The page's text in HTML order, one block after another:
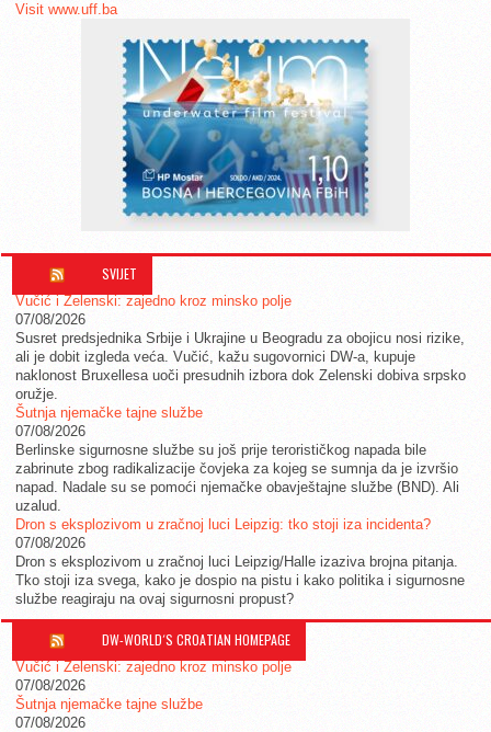
Visit www.uff.ba
SVIJET
Vučić i Zelenski: zajedno kroz minsko polje
07/08/2026
Susret predsjednika Srbije i Ukrajine u Beogradu za obojicu nosi rizike,
ali je dobit izgleda veća. Vučić, kažu sugovornici DW-a, kupuje
naklonost Bruxellesa uoči presudnih izbora dok Zelenski dobiva srpsko
oružje.
Šutnja njemačke tajne službe
07/08/2026
Berlinske sigurnosne službe su još prije terorističkog napada bile
zabrinute zbog radikalizacije čovjeka za kojeg se sumnja da je izvršio
napad. Nadale su se pomoći njemačke obavještajne službe (BND). Ali
uzalud.
Dron s eksplozivom u zračnoj luci Leipzig: tko stoji iza incidenta?
07/08/2026
Dron s eksplozivom u zračnoj luci Leipzig/Halle izaziva brojna pitanja.
Tko stoji iza svega, kako je dospio na pistu i kako politika i sigurnosne
službe reagiraju na ovaj sigurnosni propust?
DW-WORLD´S CROATIAN HOMEPAGE
Vučić i Zelenski: zajedno kroz minsko polje
07/08/2026
Šutnja njemačke tajne službe
07/08/2026